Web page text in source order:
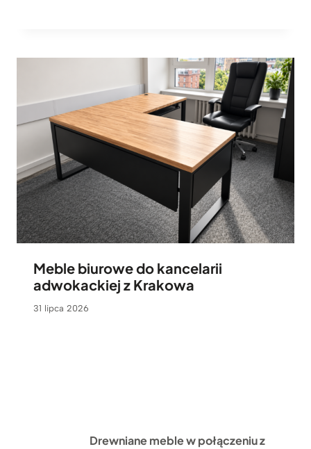
Meble biurowe do kancelarii
adwokackiej z Krakowa
31 lipca 2026
Drewniane meble w połączeniu z